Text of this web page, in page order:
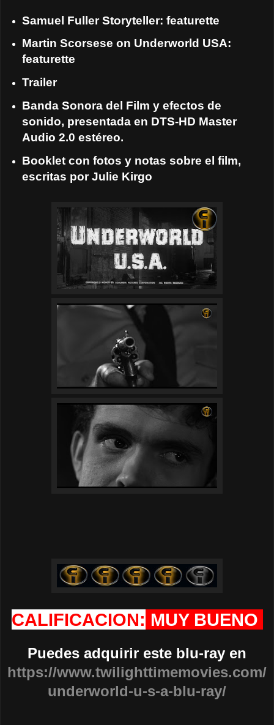
Samuel Fuller Storyteller: featurette
Martin Scorsese on Underworld USA:
featurette
Trailer
Banda Sonora del Film y efectos de
sonido, presentada en DTS-HD Master
Audio 2.0 estéreo.
Booklet con fotos y notas sobre el film,
escritas por Julie Kirgo
CALIFICACION: MUY BUENO
Puedes adquirir este blu-ray en
https://www.twilighttimemovies.com/
underworld-u-s-a-blu-ray/